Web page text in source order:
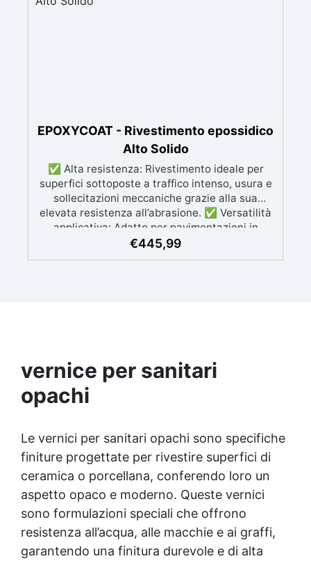
Facile da applicare: Priva di solventi e inodore,
EPOXYCOAT - Rivestimento epossidico
Alto Solido
✅ Alta resistenza: Rivestimento ideale per
superfici sottoposte a traffico intenso, usura e
sollecitazioni meccaniche grazie alla sua
elevata resistenza all’abrasione. ✅ Versatilità
applicativa: Adatto per pavimentazioni in
ambienti industriali (automobilistici, alimentari,
durabilità nel tempo. ✅ Conformità normativa:
Certificato secondo EN 998-1, conforme ai
Regolamenti Europei EU no. 305/2011 e EU no.
€445,99
vernice per sanitari
opachi
Le vernici per sanitari opachi sono specifiche
finiture progettate per rivestire superfici di
ceramica o porcellana, conferendo loro un
aspetto opaco e moderno. Queste vernici
sono formulazioni speciali che offrono
resistenza all’acqua, alle macchie e ai graffi,
garantendo una finitura durevole e di alta